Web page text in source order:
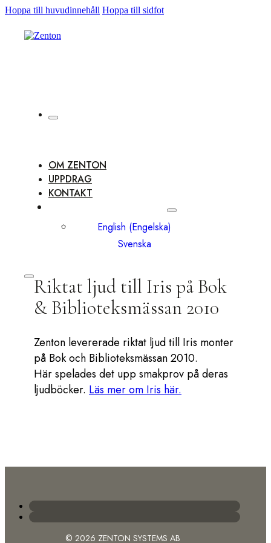
Hoppa till huvudinnehåll Hoppa till sidfot
OM ZENTON
UPPDRAG
KONTAKT
English (Engelska)
Svenska
Riktat ljud till Iris på Bok
& Biblioteksmässan 2010
Zenton levererade riktat ljud till Iris monter
på Bok och Biblioteksmässan 2010.
Här spelades det upp smakprov på deras
ljudböcker. Läs mer om Iris här.
© 2026 ZENTON SYSTEMS AB